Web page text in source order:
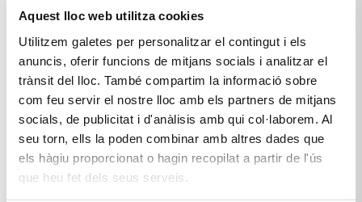
Aquest lloc web utilitza cookies
Utilitzem galetes per personalitzar el contingut i els
anuncis, oferir funcions de mitjans socials i analitzar el
trànsit del lloc. També compartim la informació sobre
com feu servir el nostre lloc amb els partners de mitjans
socials, de publicitat i d'anàlisis amb qui col·laborem. Al
seu torn, ells la poden combinar amb altres dades que
els hàgiu proporcionat o hagin recopilat a partir de l'ús
que heu fet dels seus serveis.
Desa el meu nom, correu electrònic i lloc web en
comenti.